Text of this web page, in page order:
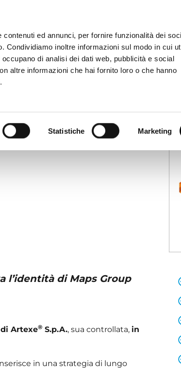
ed annunci, per fornire funzionalità dei
Condividiamo inoltre informazioni sul modo in cui
di analisi dei dati web, pubblicità e social
altre informazioni che hai fornito loro o che hanno
Statistiche Marketing
INVESTITORI SOSTENIBILITÀ NEWS
S.p.A.
MAPS
l’identità di Maps Group
Artexe® S.p.A., sua controllata, in
in una strategia di lungo